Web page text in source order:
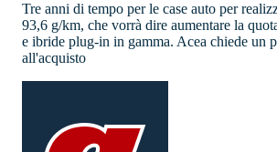
Tre anni di tempo per le case auto per
93,6 g/km, che vorrà dire aumentare la
e ibride plug-in in gamma. Acea chiede un
all'acquisto